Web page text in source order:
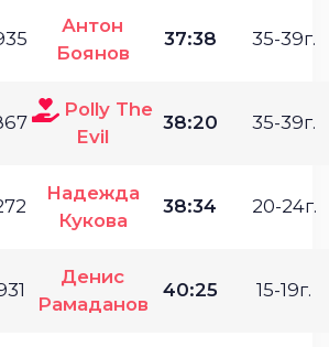
Антон
Боянов
37:38 35-39г.
Polly The
Evil
38:20 35-39г.
Надежда
Кукова
38:34 20-24г.
Денис
Рамаданов
40:25 15-19г.